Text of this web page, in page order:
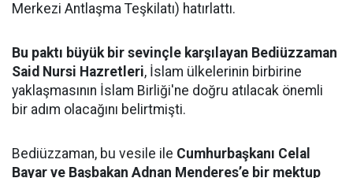
Merkezi Antlaşma Teşkilatı) hatırlattı.
Bu paktı büyük bir sevinçle karşılayan Bediüzzaman
Said Nursi Hazretleri, İslam ülkelerinin birbirine
yaklaşmasının İslam Birliği'ne doğru atılacak önemli
bir adım olacağını belirtmişti.
Bediüzzaman, bu vesile ile Cumhurbaşkanı Celal
Bayar ve Başbakan Adnan Menderes’e bir mektup